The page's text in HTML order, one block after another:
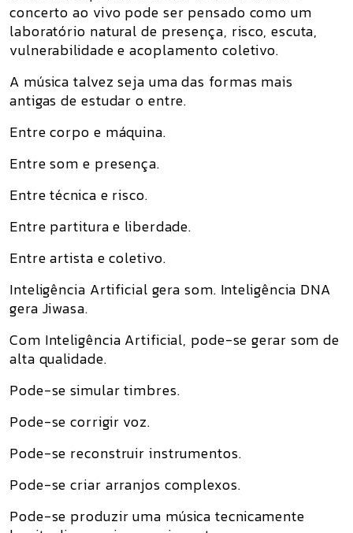
concerto ao vivo pode ser pensado como um
laboratório natural de presença, risco, escuta,
vulnerabilidade e acoplamento coletivo.
A música talvez seja uma das formas mais
antigas de estudar o entre.
Entre corpo e máquina.
Entre som e presença.
Entre técnica e risco.
Entre partitura e liberdade.
Entre artista e coletivo.
Inteligência Artificial gera som. Inteligência DNA
gera Jiwasa.
Com Inteligência Artificial, pode-se gerar som de
alta qualidade.
Pode-se simular timbres.
Pode-se corrigir voz.
Pode-se reconstruir instrumentos.
Pode-se criar arranjos complexos.
Pode-se produzir uma música tecnicamente